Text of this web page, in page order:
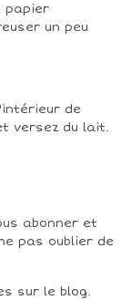
papier
un peu
de
versez du lait.
abonner et
pas oublier de
sur le blog.